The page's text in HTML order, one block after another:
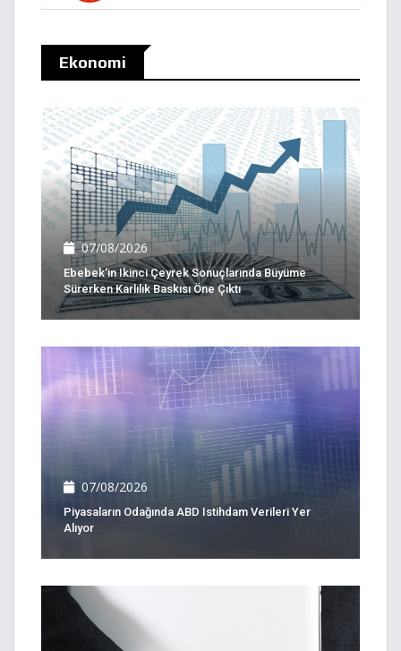
Ekonomi
07/08/2026
Ebebek'in Ikinci Çeyrek Sonuçlarında Büyüme
Sürerken Karlılık Baskısı Öne Çıktı
07/08/2026
Piyasaların Odağında ABD Istihdam Verileri Yer
Alıyor